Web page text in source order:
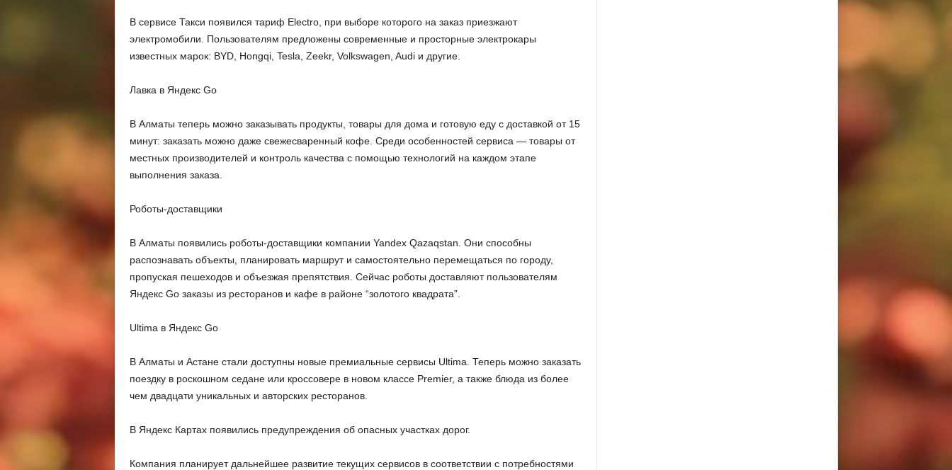
В сервисе Такси появился тариф Electro, при выборе которого на заказ приезжают
электромобили. Пользователям предложены современные и просторные электрокары
известных марок: BYD, Hongqi, Tesla, Zeekr, Volkswagen, Audi и другие.
Лавка в Яндекс Go
В Алматы теперь можно заказывать продукты, товары для дома и готовую еду с доставкой от 15
минут: заказать можно даже свежесваренный кофе. Среди особенностей сервиса — товары от
местных производителей и контроль качества с помощью технологий на каждом этапе
выполнения заказа.
Роботы-доставщики
В Алматы появились роботы-доставщики компании Yandex Qazaqstan. Они способны
распознавать объекты, планировать маршрут и самостоятельно перемещаться по городу,
пропуская пешеходов и объезжая препятствия. Сейчас роботы доставляют пользователям
Яндекс Go заказы из ресторанов и кафе в районе “золотого квадрата”.
Ultima в Яндекс Go
В Алматы и Астане стали доступны новые премиальные сервисы Ultima. Теперь можно заказать
поездку в роскошном седане или кроссовере в новом классе Premier, а также блюда из более
чем двадцати уникальных и авторских ресторанов.
В Яндекс Картах появились предупреждения об опасных участках дорог.
Компания планирует дальнейшее развитие текущих сервисов в соответствии с потребностями